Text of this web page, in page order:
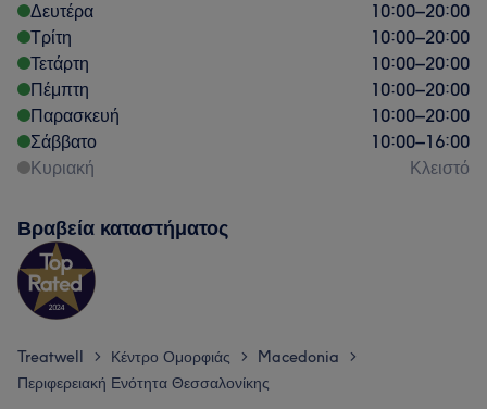
Δευτέρα
10:00–20:00
Τρίτη
10:00–20:00
Τετάρτη
10:00–20:00
Πέμπτη
10:00–20:00
Παρασκευή
10:00–20:00
Σάββατο
10:00–16:00
Κυριακή
Κλειστό
Βραβεία καταστήματος
Treatwell > Κέντρο Ομορφιάς > Macedonia >
Περιφερειακή Ενότητα Θεσσαλονίκης